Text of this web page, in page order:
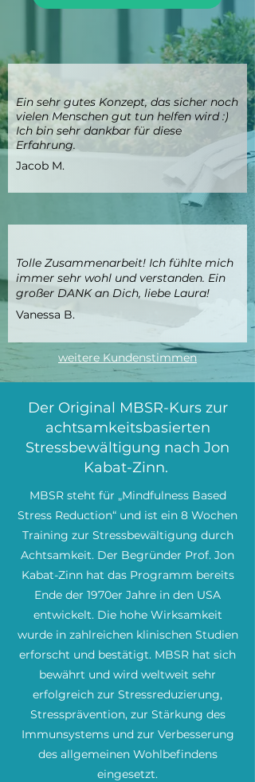
Ein sehr gutes Konzept, das sicher noch
vielen Menschen gut tun helfen wird :)
Ich bin sehr dankbar für diese
Erfahrung.
Jacob M.
Tolle Zusammenarbeit! Ich fühlte mich
immer sehr wohl und verstanden. Ein
großer DANK an Dich, liebe Laura!
Vanessa B.
weitere Kundenstimmen
Der Original MBSR-Kurs zur
achtsamkeitsbasierten
Stressbewältigung nach Jon
Kabat-Zinn.
MBSR steht für „Mindfulness Based
Stress Reduction“ und ist ein 8 Wochen
Training zur Stressbewältigung durch
Achtsamkeit. Der Begründer Prof. Jon
Kabat-Zinn hat das Programm bereits
Ende der 1970er Jahre in den USA
entwickelt. Die hohe Wirksamkeit
wurde in zahlreichen klinischen Studien
erforscht und bestätigt. MBSR hat sich
bewährt und wird weltweit sehr
erfolgreich zur Stressreduzierung,
Stressprävention, zur Stärkung des
Immunsystems und zur Verbesserung
des allgemeinen Wohlbefindens
eingesetzt.